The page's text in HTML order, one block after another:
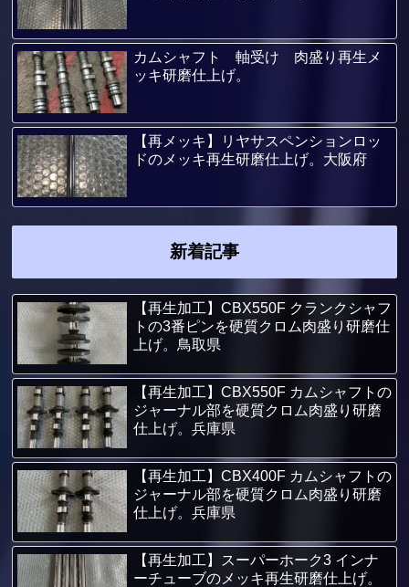
カムシャフト 軸受け 肉盛り再生メ
ッキ研磨仕上げ。
【再メッキ】リヤサスペンションロッ
ドのメッキ再生研磨仕上げ。大阪府
新着記事
【再生加工】CBX550F クランクシャフ
トの3番ピンを硬質クロム肉盛り研磨仕
上げ。鳥取県
【再生加工】CBX550F カムシャフトの
ジャーナル部を硬質クロム肉盛り研磨
仕上げ。兵庫県
【再生加工】CBX400F カムシャフトの
ジャーナル部を硬質クロム肉盛り研磨
仕上げ。兵庫県
【再生加工】スーパーホーク3 インナ
ーチューブのメッキ再生研磨仕上げ。